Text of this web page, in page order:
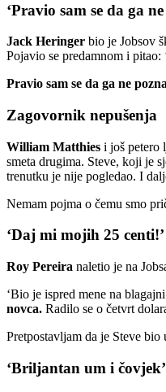
‘Pravio sam se da ga
Jack Heringer bio je Jobsov
Pojavio se predamnom i
Pravio sam se da ga ne
Zagovornik nepušenja
William Matthies i još petero
smeta drugima. Steve, koji je
trenutku je nije pogledao. I
Nemam pojma o čemu smo
‘Daj mi mojih 25 centi!’
Roy Pereira naletio je na
‘Bio je ispred mene na
novca. Radilo se o četvrt
Pretpostavljam da je Steve bio
‘Briljantan um i čovjek’